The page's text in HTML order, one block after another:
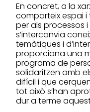
En concret, a la
comparteix espai i
per als processos
s’intercanvia
temàtiques i
proporciona una
programa de
solidaritzen amb
difícil i que
tot això s’han
dur a terme